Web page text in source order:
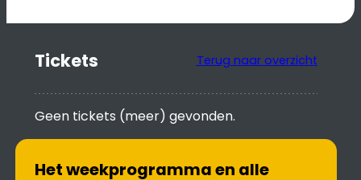
Tickets Terug naar overzicht
Geen tickets (meer) gevonden.
Het weekprogramma en alle